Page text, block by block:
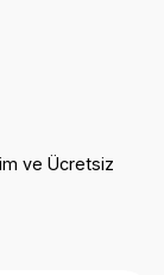
ve Ücretsiz